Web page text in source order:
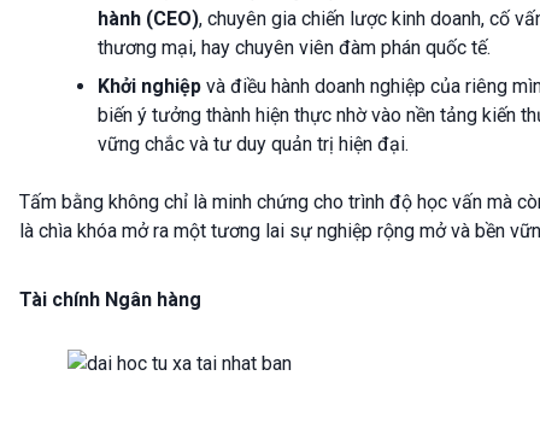
hành (CEO), chuyên gia chiến lược kinh doanh, cố
thương mại, hay chuyên viên đàm phán quốc tế.
Khởi nghiệp và điều hành doanh nghiệp của riêng
biến ý tưởng thành hiện thực nhờ vào nền tảng kiến
vững chắc và tư duy quản trị hiện đại.
Tấm bằng không chỉ là minh chứng cho trình độ học vấn mà
là chìa khóa mở ra một tương lai sự nghiệp rộng mở và bền
Tài chính Ngân hàng